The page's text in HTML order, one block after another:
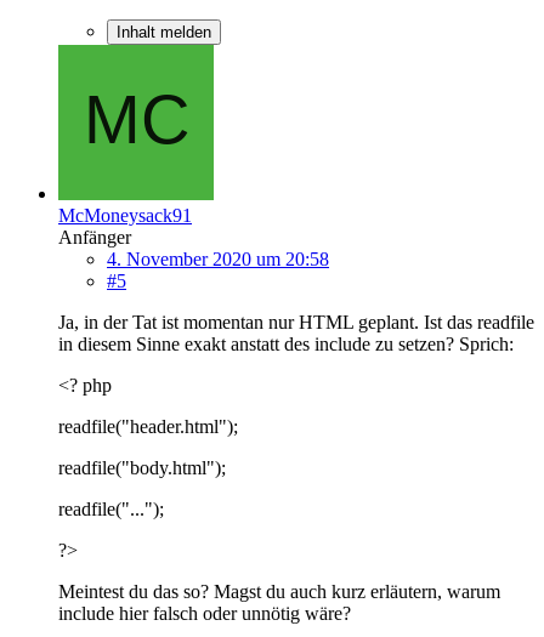
Inhalt melden
McMoneysack91
Anfänger
4. November 2020 um 20:58
#5
Ja, in der Tat ist momentan nur HTML geplant. Ist das readfile
in diesem Sinne exakt anstatt des include zu setzen? Sprich:
<? php
readfile("header.html");
readfile("body.html");
readfile("...");
?>
Meintest du das so? Magst du auch kurz erläutern, warum
include hier falsch oder unnötig wäre?